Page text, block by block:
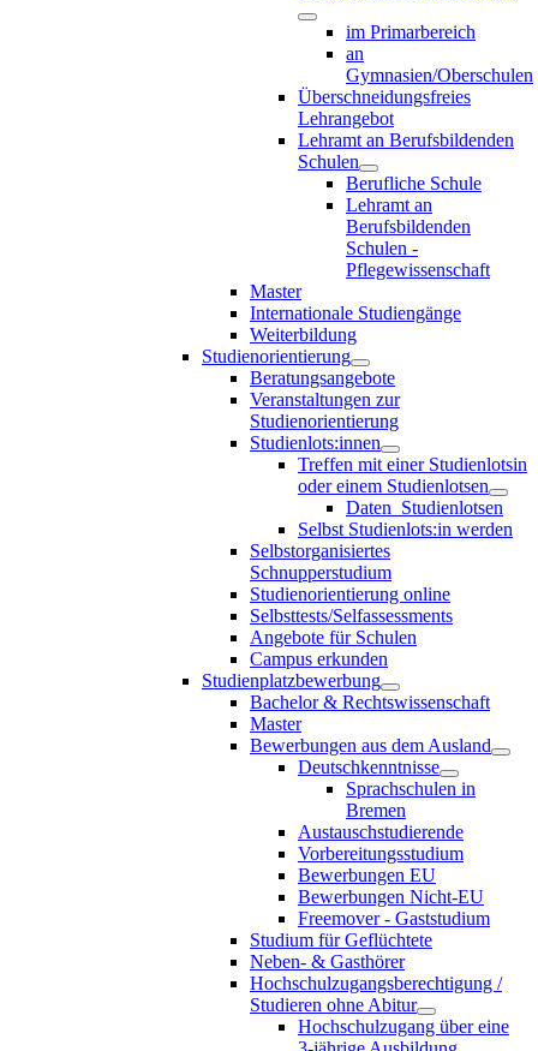
im Primarbereich
an
Gymnasien/Oberschulen
Überschneidungsfreies
Lehrangebot
Lehramt an Berufsbildenden
Schulen
Berufliche Schule
Lehramt an
Berufsbildenden
Schulen -
Pflegewissenschaft
Master
Internationale Studiengänge
Weiterbildung
Studienorientierung
Beratungsangebote
Veranstaltungen zur
Studienorientierung
Studienlots:innen
Treffen mit einer Studienlotsin
oder einem Studienlotsen
Daten_Studienlotsen
Selbst Studienlots:in werden
Selbstorganisiertes
Schnupperstudium
Studienorientierung online
Selbsttests/Selfassessments
Angebote für Schulen
Campus erkunden
Studienplatzbewerbung
Bachelor & Rechtswissenschaft
Master
Bewerbungen aus dem Ausland
Deutschkenntnisse
Sprachschulen in
Bremen
Austauschstudierende
Vorbereitungsstudium
Bewerbungen EU
Bewerbungen Nicht-EU
Freemover - Gaststudium
Studium für Geflüchtete
Neben- & Gasthörer
Hochschulzugangsberechtigung /
Studieren ohne Abitur
Hochschulzugang über eine